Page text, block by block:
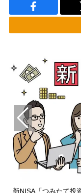
新NISA「つみたて投